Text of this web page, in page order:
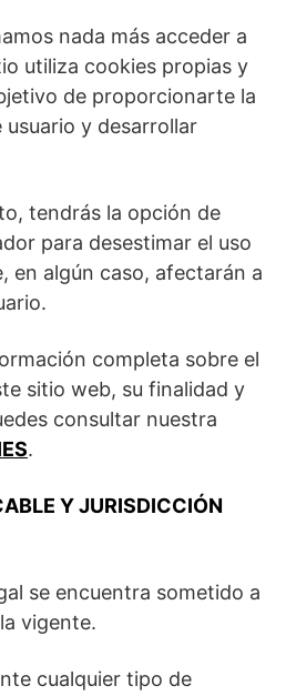
nada más acceder a
utiliza cookies propias y
de proporcionarte la
y desarrollar
tendrás la opción de
para desestimar el uso
en algún caso, afectarán a
completa sobre el
sitio web, su finalidad y
consultar nuestra
.
Y JURISDICCIÓN
se encuentra sometido a
vigente.
cualquier tipo de